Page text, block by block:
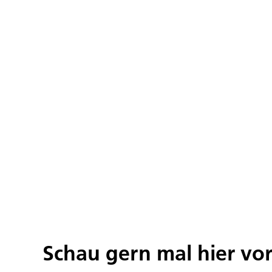
Schau gern mal hier